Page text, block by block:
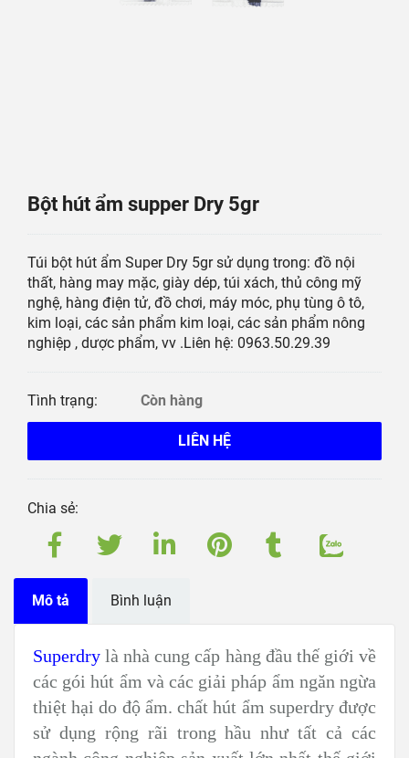
Bột hút ẩm supper Dry 5gr
Túi bột hút ẩm Super Dry 5gr sử dụng trong: đồ nội
thất, hàng may mặc, giày dép, túi xách, thủ công mỹ
nghệ, hàng điện tử, đồ chơi, máy móc, phụ tùng ô tô,
kim loại, các sản phẩm kim loại, các sản phẩm nông
nghiệp , dược phẩm, vv .Liên hệ: 0963.50.29.39
Tình trạng: Còn hàng
LIÊN HỆ
Chia sẻ:
Mô tả Bình luận
Superdry là nhà cung cấp hàng đầu thế giới về
các gói hút ẩm và các giải pháp ẩm ngăn ngừa
thiệt hại do độ ẩm. chất hút ẩm superdry được
sử dụng rộng rãi trong hầu như tất cả các